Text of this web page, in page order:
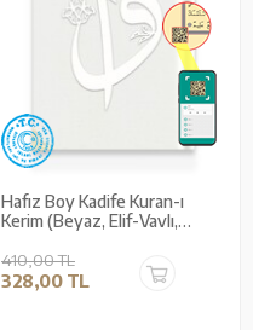
Hafız Boy Kadife Kuran-ı
Kerim (Beyaz, Elif-Vavlı,
410,00 TL
328,00 TL